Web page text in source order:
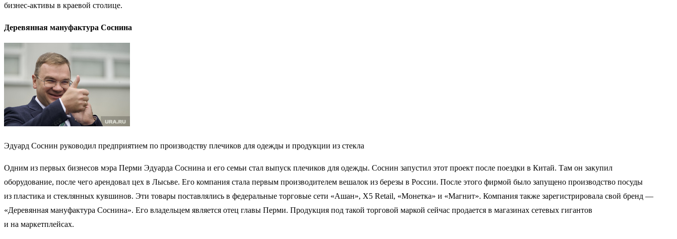
бизнес-активы в краевой столице.
Деревянная мануфактура Соснина
Эдуард Соснин руководил предприятием по производству плечиков для одежды и продукции из стекла
Одним из первых бизнесов мэра Перми Эдуарда Соснина и его семьи стал выпуск плечиков для одежды. Соснин запустил этот проект после поездки в Китай. Там он закупил
оборудование, после чего арендовал цех в Лысьве. Его компания стала первым производителем вешалок из березы в России. После этого фирмой было запущено производство посуды
из пластика и стеклянных кувшинов. Эти товары поставлялись в федеральные торговые сети «Ашан», X5 Retail, «Монетка» и «Магнит». Компания также зарегистрировала свой бренд —
«Деревянная мануфактура Соснина». Его владельцем является отец главы Перми. Продукция под такой торговой маркой сейчас продается в магазинах сетевых гигантов
и на маркетплейсах.